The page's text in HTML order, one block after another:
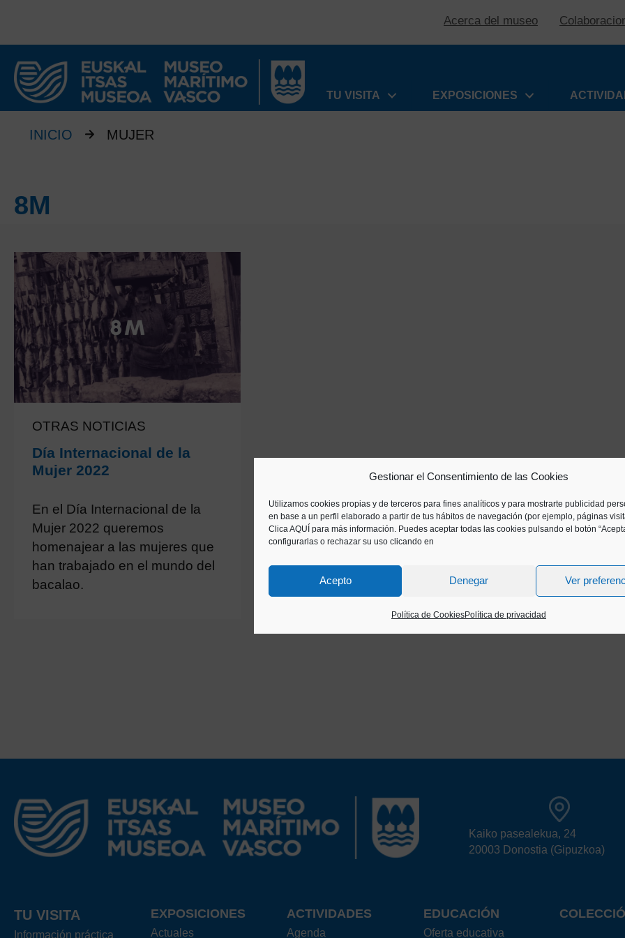
Gestionar el Consentimiento de las Cookies
Utilizamos cookies propias y de terceros para fines analíticos y para mostrarte publicidad
en base a un perfil elaborado a partir de tus hábitos de navegación (por ejemplo, páginas
Clica AQUÍ para más información. Puedes aceptar todas las cookies pulsando el botón
configurarlas o rechazar su uso clicando en
Acepto Denegar Ver
Política de CookiesPolítica de privacidad
Acerca del museo
TU VISITA
EXPOSICIONES
INICIO MUJER
8M
OTRAS NOTICIAS
Día Internacional de la
Mujer 2022
En el Día Internacional de la
Mujer 2022 queremos
homenajear a las mujeres que
han trabajado en el mundo del
bacalao.
Kaiko pasealekua, 24
20003 Donostia (Gipuzkoa)
TU VISITA
Información práctica
EXPOSICIONES
Actuales
ACTIVIDADES
Agenda
EDUCACIÓN
Oferta educativa